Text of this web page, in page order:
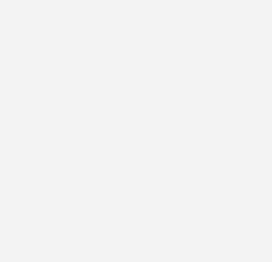
wurde in der sozialversicherungsrechtlichen
Eberhard F. Meister, Tilman
Bremen berichtet, das eine
bei medizinischer
ablehnte. Es sah durch die Anwesenheit
eine Verfälschungsgefahr für das